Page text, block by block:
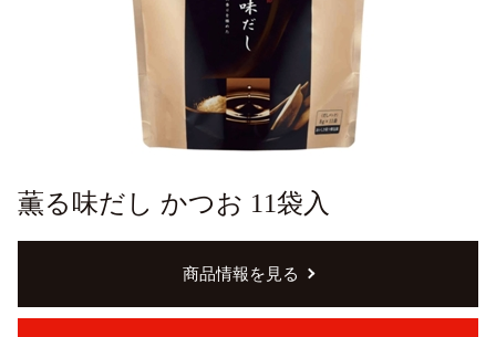
薫る味だし かつお 11袋入
商品情報を見る